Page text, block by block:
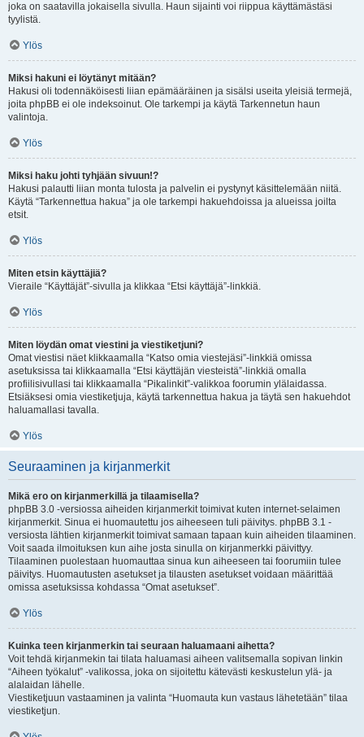
joka on saatavilla jokaisella sivulla. Haun sijainti voi riippua käyttämästäsi
tyylistä.
Ylös
Miksi hakuni ei löytänyt mitään?
Hakusi oli todennäköisesti liian epämääräinen ja sisälsi useita yleisiä termejä,
joita phpBB ei ole indeksoinut. Ole tarkempi ja käytä Tarkennetun haun
valintoja.
Ylös
Miksi haku johti tyhjään sivuun!?
Hakusi palautti liian monta tulosta ja palvelin ei pystynyt käsittelemään niitä.
Käytä “Tarkennettua hakua” ja ole tarkempi hakuehdoissa ja alueissa joilta
etsit.
Ylös
Miten etsin käyttäjiä?
Vieraile “Käyttäjät”-sivulla ja klikkaa “Etsi käyttäjä”-linkkiä.
Ylös
Miten löydän omat viestini ja viestiketjuni?
Omat viestisi näet klikkaamalla “Katso omia viestejäsi”-linkkiä omissa
asetuksissa tai klikkaamalla “Etsi käyttäjän viesteistä”-linkkiä omalla
profiilisivullasi tai klikkaamalla “Pikalinkit”-valikkoa foorumin ylälaidassa.
Etsiäksesi omia viestiketjuja, käytä tarkennettua hakua ja täytä sen hakuehdot
haluamallasi tavalla.
Ylös
Seuraaminen ja kirjanmerkit
Mikä ero on kirjanmerkillä ja tilaamisella?
phpBB 3.0 -versiossa aiheiden kirjanmerkit toimivat kuten internet-selaimen
kirjanmerkit. Sinua ei huomautettu jos aiheeseen tuli päivitys. phpBB 3.1 -
versiosta lähtien kirjanmerkit toimivat samaan tapaan kuin aiheiden tilaaminen.
Voit saada ilmoituksen kun aihe josta sinulla on kirjanmerkki päivittyy.
Tilaaminen puolestaan huomauttaa sinua kun aiheeseen tai foorumiin tulee
päivitys. Huomautusten asetukset ja tilausten asetukset voidaan määrittää
omissa asetuksissa kohdassa “Omat asetukset”.
Ylös
Kuinka teen kirjanmerkin tai seuraan haluamaani aihetta?
Voit tehdä kirjanmekin tai tilata haluamasi aiheen valitsemalla sopivan linkin
“Aiheen työkalut” -valikossa, joka on sijoitettu kätevästi keskustelun ylä- ja
alalaidan lähelle.
Viestiketjuun vastaaminen ja valinta “Huomauta kun vastaus lähetetään” tilaa
viestiketjun.